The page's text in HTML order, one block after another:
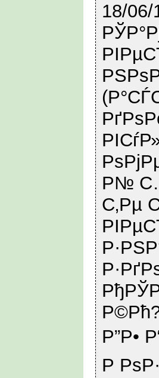
18/06/
Р№
С‚Рµ
Р”Р•
Р